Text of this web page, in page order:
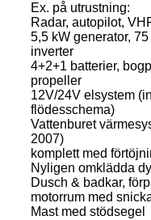
Ex. på utrustning:
Radar, autopilot,
5,5 kW generator,
inverter
4+2+1 batterier,
propeller
12V/24V elsystem
flödesschema)
Vattenburet
2007)
komplett med
Nyligen omklädda
Dusch & badkar,
motorrum med
Mast med stödsegel